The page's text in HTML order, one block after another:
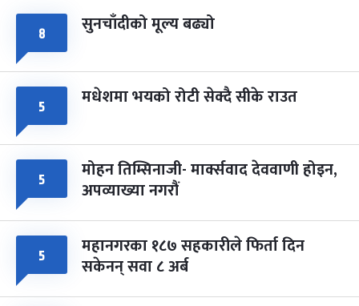
८ सुनचाँदीको मूल्य बढ्यो
५ मधेशमा भयको रोटी सेक्दै सीके राउत
५ मोहन तिम्सिनाजी- मार्क्सवाद देववाणी होइन,
अपव्याख्या नगरौं
५ महानगरका १८७ सहकारीले फिर्ता दिन
सकेनन् सवा ८ अर्ब